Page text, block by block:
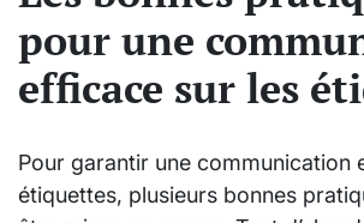
pour une
efficace sur les
Pour garantir une communication
étiquettes, plusieurs bonnes